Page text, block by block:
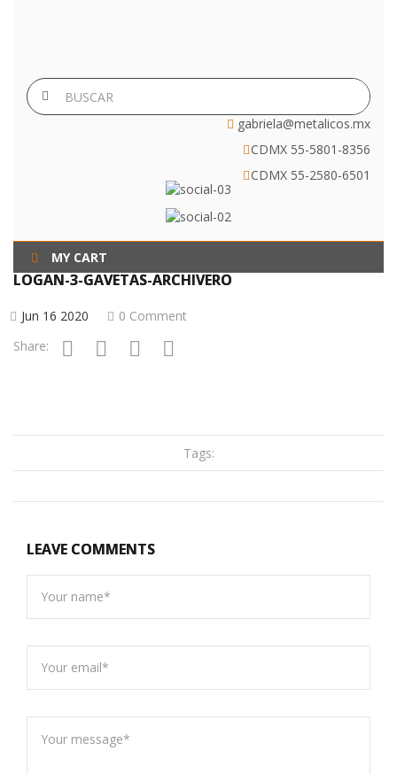
gabriela@metalicos.mx
CDMX 55-5801-8356
CDMX 55-2580-6501
MY CART
LOGAN-3-GAVETAS-ARCHIVERO
Jun 16 2020
0 Comment
Share:
Tags:
LEAVE COMMENTS